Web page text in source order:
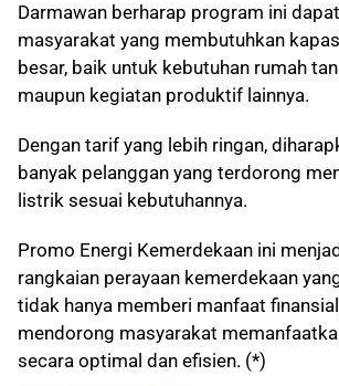
Darmawan berharap program ini
masyarakat yang membutuhkan
besar, baik untuk kebutuhan rumah
maupun kegiatan produktif lainnya.
Dengan tarif yang lebih ringan,
banyak pelanggan yang terdorong
listrik sesuai kebutuhannya.
Promo Energi Kemerdekaan ini
rangkaian perayaan kemerdekaan
tidak hanya memberi manfaat
mendorong masyarakat
secara optimal dan efisien. (*)